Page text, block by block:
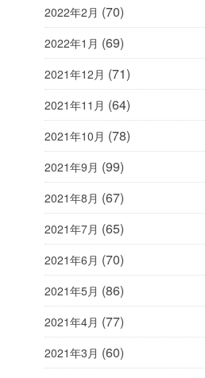
2022年2月 (70)
2022年1月 (69)
2021年12月 (71)
2021年11月 (64)
2021年10月 (78)
2021年9月 (99)
2021年8月 (67)
2021年7月 (65)
2021年6月 (70)
2021年5月 (86)
2021年4月 (77)
2021年3月 (60)